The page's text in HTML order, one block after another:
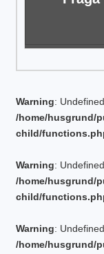
Warning:
/home/husgrund/
child/
Warning:
/home/husgrund/
child/
Warning:
/home/husgrund/